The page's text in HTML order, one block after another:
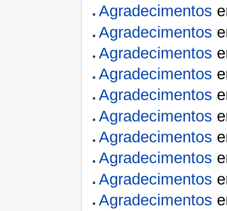
Agradecimentos
Agradecimentos
Agradecimentos
Agradecimentos
Agradecimentos
Agradecimentos
Agradecimentos
Agradecimentos
Agradecimentos
Agradecimentos